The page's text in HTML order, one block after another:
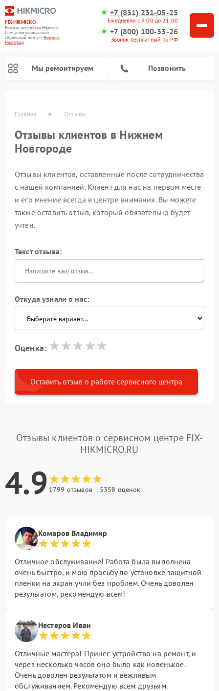
FIX-HIKMICRO
Ремонт устройств Hikmicro
Специализированный
cервисный центр г.Нижний
Новгород
+7 (831) 231-05-25
Ежедневно с 9:00 до 21:00
+7 (800) 100-33-26
Звонок бесплатный по РФ
Мы ремонтируем Позвонить
Главная Отзывы
Отзывы клиентов в Нижнем
Новгороде
Отзывы клиентов, оставленные после сотрудничества
с нашей компанией. Клиент для нас на первом месте
и его мнение всегда в центре внимания. Вы можете
также оставить отзыв, который обязательно будет
учтен.
Текст отзыва:
Откуда узнали о нас:
Оценка:
Оставить отзыв о работе сервисного центра
Отзывы клиентов о сервисном центре FIX-
HIKMICRO.RU
4.9 1799 отзывов 5358 оценок
Комаров Владимир
Отличное обслуживание! Работа была выполнена
очень быстро, и мою просьбу по установке защитной
пленки на экран учли без проблем. Очень доволен
результатом, рекомендую всем!
Нестеров Иван
Отличные мастера! Принес устройство на ремонт, и
через несколько часов оно было как новенькое.
Очень доволен результатом и вежливым
обслуживанием. Рекомендую всем друзьям.